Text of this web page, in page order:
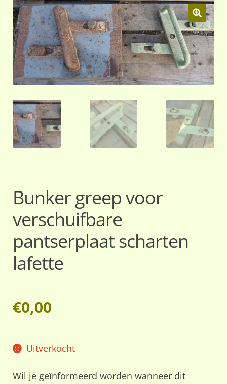
🔍
Bunker greep voor
verschuifbare
pantserplaat scharten
lafette
€0,00
Uitverkocht
Wil je geïnformeerd worden wanneer dit